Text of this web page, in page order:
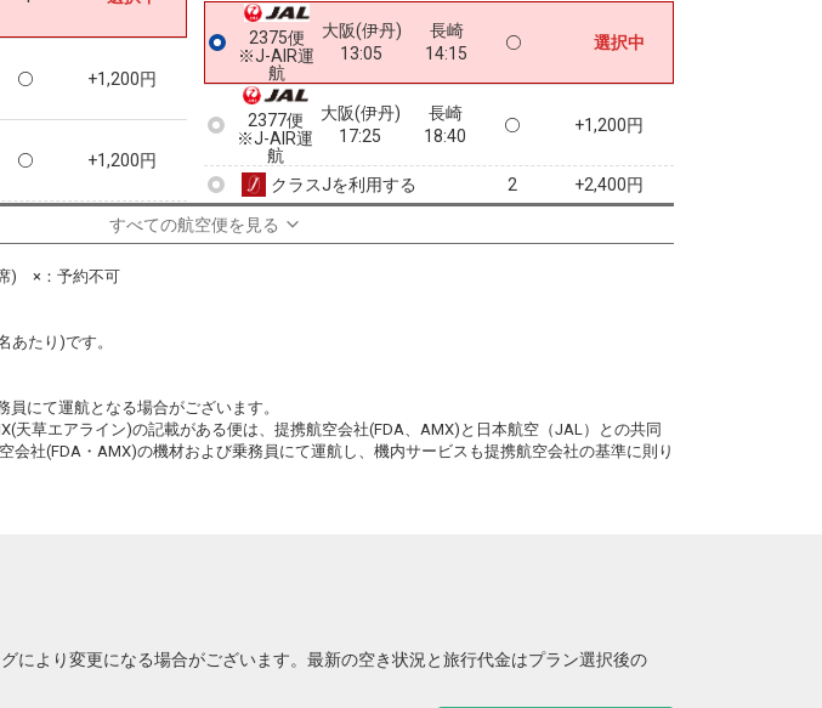
+1,200円
+1,200円
+2,400円
2375便
※J-AIR運
航
大阪(伊丹)
13:05
長崎
14:15
選択中
2377便
※J-AIR運
航
大阪(伊丹)
17:25
長崎
18:40
+1,200円
クラスJを利用する 2 +2,400円
すべての航空便を見る
) ×：予約不可
あたり)です。
にて運航となる場合がございます。
天草エアライン)の記載がある便は、提携航空会社(FDA、AMX)と日本航空（JAL）との共同
会社(FDA・AMX)の機材および乗務員にて運航し、機内サービスも提携航空会社の基準に則り
より変更になる場合がございます。最新の空き状況と旅行代金はプラン選択後の